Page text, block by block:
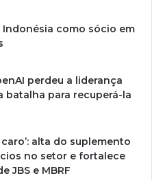
como sócio em
perdeu a liderança
batalha para recuperá-la
caro’: alta do suplemento
no setor e fortalece
JBS e MBRF